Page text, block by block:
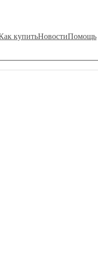
купитьНовостиПомощь